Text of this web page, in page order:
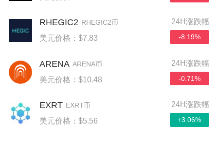
RHEGIC2 RHEGIC2币
美元价格：$7.83
24H涨跌幅
-8.19%
ARENA ARENA币
美元价格：$10.48
24H涨跌幅
-0.71%
EXRT EXRT币
美元价格：$5.56
24H涨跌幅
+3.06%